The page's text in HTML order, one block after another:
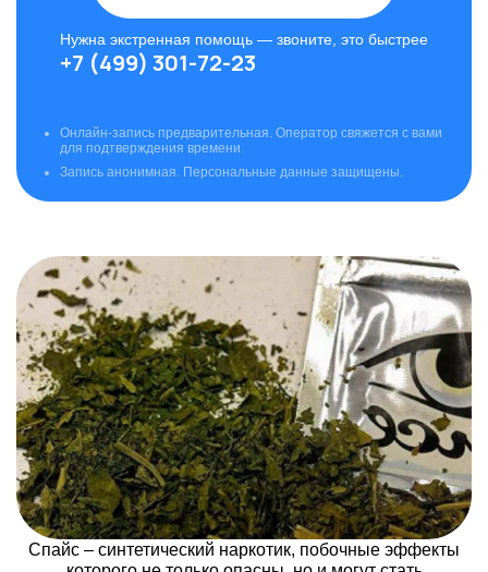
Нужна экстренная помощь — звоните, это быстрее
+7 (499) 301-72-23
Онлайн-запись предварительная. Оператор свяжется с вами
для подтверждения времени.
Запись анонимная. Персональные данные защищены.
Спайс – синтетический наркотик, побочные эффекты